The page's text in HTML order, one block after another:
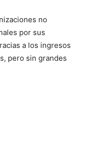
no
por sus
a los ingresos
pero sin grandes